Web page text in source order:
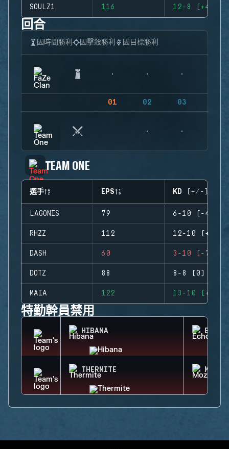
SOULZ1 116 12-8 (+4)
回合
因時間勝利 因擊殺勝利 因目標勝利
01 02 03
TEAM ONE
選手 EPS KD (+/-)
LAGONIS 79 6-10 (-4)
RHZZ 112 12-10 (+2)
DASH 60 3-10 (-7)
DOTZ 88 8-8 (0)
MAIA 122 13-10 (+3)
特勤幹員禁用
HIBANA ECHO
THERMITE